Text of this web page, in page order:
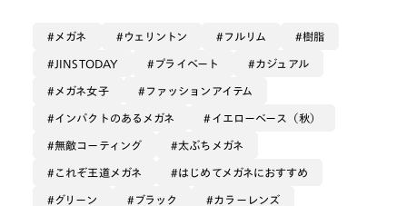
この春1番使っているフレームです🌸
ぜひお試しください！
メガネ ウェリントン フルリム 樹脂
JINSTODAY プライベート カジュアル
メガネ女子 ファッションアイテム
インパクトのあるメガネ イエローベース（秋）
無敵コーティング 太ぶちメガネ
これぞ王道メガネ はじめてメガネにおすすめ
グリーン ブラック カラーレンズ